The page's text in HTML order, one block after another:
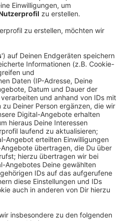
erschütterte diese Tat
über die Grenzen hinaus:
die 12-jährige Luise aus
später tot in einem
Es stellt sich heraus:
zwei Freundinnen mit
getötet. Die beiden sollen
sie minderjährig sind
nicht strafmündig, hat die
Konsequenzen: Wie
verklagt Luises Familie
Zivilklage eingereicht. Dabei
keine Rolle. Zuständig ist
Laut WP geht es um
und Hinterbliebenengeld.
wird, ist aber noch unklar. Die